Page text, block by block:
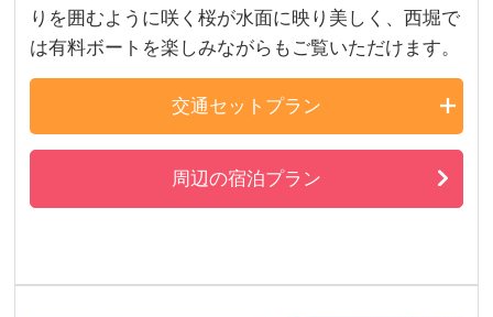
りを囲むように咲く桜が水面に映り美しく、西堀で
は有料ボートを楽しみながらもご覧いただけます。
交通セットプラン
周辺の宿泊プラン